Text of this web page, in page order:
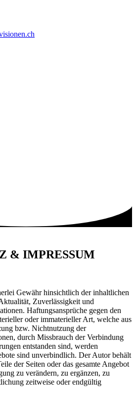
& IMPRESSUM
Gewähr hinsichtlich der inhaltlichen
Zuverlässigkeit und
Haftungsansprüche gegen den
oder immaterieller Art, welche aus
bzw. Nichtnutzung der
durch Missbrauch der Verbindung
entstanden sind, werden
sind unverbindlich. Der Autor behält
der Seiten oder das gesamte Angebot
zu verändern, zu ergänzen, zu
zeitweise oder endgültig